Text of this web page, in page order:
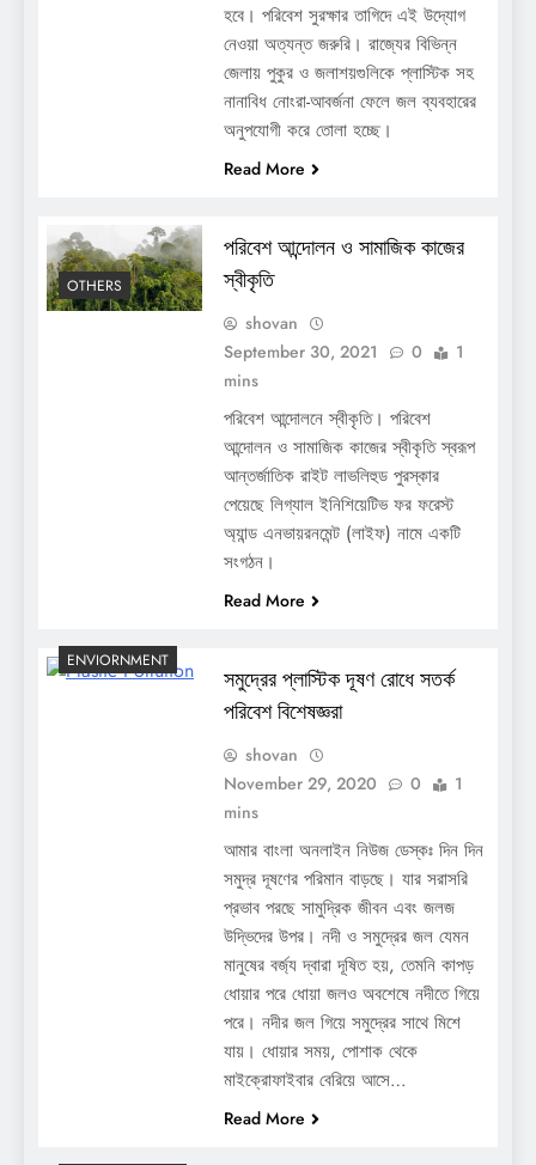
হবে। পরিবেশ সুরক্ষার তাগিদে এই উদ্যোগ
নেওয়া অত্যন্ত জরুরি। রাজ্যের বিভিন্ন
জেলায় পুকুর ও জলাশয়গুলিকে প্লাস্টিক সহ
নানাবিধ নোংরা-আবর্জনা ফেলে জল ব্যবহারের
অনুপযোগী করে তোলা হচ্ছে।
Read More
OTHERS
পরিবেশ আন্দোলন ও সামাজিক কাজের
স্বীকৃতি
shovan
September 30, 2021
0
1
mins
পরিবেশ আন্দোলনে স্বীকৃতি। পরিবেশ
আন্দোলন ও সামাজিক কাজের স্বীকৃতি স্বরূপ
আন্তর্জাতিক রাইট লাভলিহুড পুরস্কার
পেয়েছে লিগ্যাল ইনিশিয়েটিভ ফর ফরেস্ট
অ্যান্ড এনভায়রনমেন্ট (লাইফ) নামে একটি
সংগঠন।
Read More
ENVIORNMENT
সমুদ্রের প্লাস্টিক দূষণ রোধে সতর্ক
পরিবেশ বিশেষজ্ঞরা
shovan
November 29, 2020
0
1
mins
আমার বাংলা অনলাইন নিউজ ডেস্কঃ দিন দিন
সমুদ্র দূষণের পরিমান বাড়ছে। যার সরাসরি
প্রভাব পরছে সামুদ্রিক জীবন এবং জলজ
উদ্ভিদের উপর। নদী ও সমুদ্রের জল যেমন
মানুষের বর্জ্য দ্বারা দূষিত হয়, তেমনি কাপড়
ধোয়ার পরে ধোয়া জলও অবশেষে নদীতে গিয়ে
পরে। নদীর জল গিয়ে সমুদ্রের সাথে মিশে
যায়। ধোয়ার সময়, পোশাক থেকে
মাইক্রোফাইবার বেরিয়ে আসে…
Read More